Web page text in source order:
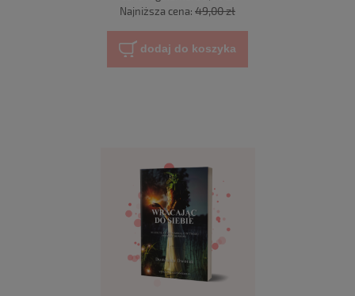
Najniższa cena: 49,00 zł
dodaj do koszyka